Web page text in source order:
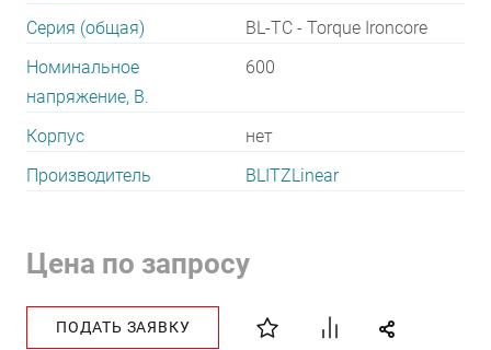
Серия (общая)
BL-TC - Torque Ironcore
Номинальное
напряжение, В.
600
Корпус
нет
Производитель
BLITZLinear
Цена по запросу
ПОДАТЬ ЗАЯВКУ